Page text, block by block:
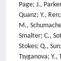
Page; J.,
Quanz; Y.,
M.,
Smalter; C.,
Stokes; Q.,
Tsyganova;